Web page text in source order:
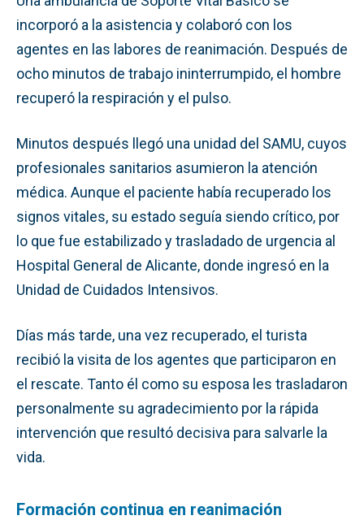
incorporó a la asistencia y colaboró con los
agentes en las labores de reanimación. Después de
ocho minutos de trabajo ininterrumpido, el hombre
recuperó la respiración y el pulso.
Minutos después llegó una unidad del SAMU, cuyos
profesionales sanitarios asumieron la atención
médica. Aunque el paciente había recuperado los
signos vitales, su estado seguía siendo crítico, por
lo que fue estabilizado y trasladado de urgencia al
Hospital General de Alicante, donde ingresó en la
Unidad de Cuidados Intensivos.
Días más tarde, una vez recuperado, el turista
recibió la visita de los agentes que participaron en
el rescate. Tanto él como su esposa les trasladaron
personalmente su agradecimiento por la rápida
intervención que resultó decisiva para salvarle la
vida.
Formación continua en reanimación